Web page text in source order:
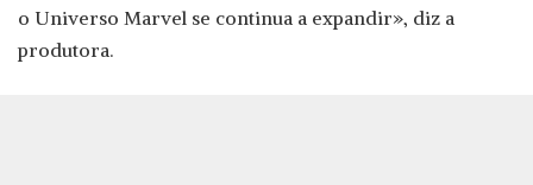
o Universo Marvel se continua a expandir», diz a
produtora.